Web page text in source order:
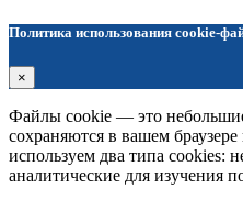
Политика использования cookie-
×
Файлы cookie — это
сохраняются в вашем
используем два типа cookies:
аналитические для изучения